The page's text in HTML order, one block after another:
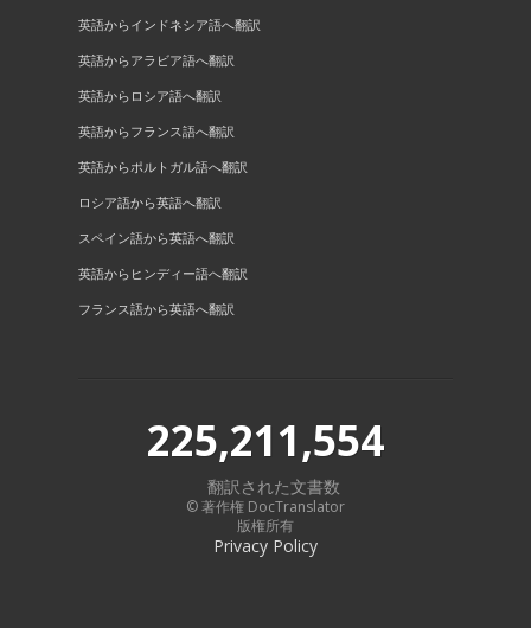
英語からインドネシア語へ翻訳
英語からアラビア語へ翻訳
英語からロシア語へ翻訳
英語からフランス語へ翻訳
英語からポルトガル語へ翻訳
ロシア語から英語へ翻訳
スペイン語から英語へ翻訳
英語からヒンディー語へ翻訳
フランス語から英語へ翻訳
225,211,554
翻訳された文書数
© 著作権 DocTranslator
版権所有
Privacy Policy